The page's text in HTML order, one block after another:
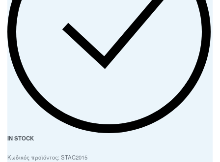
IN STOCK
STAC2015